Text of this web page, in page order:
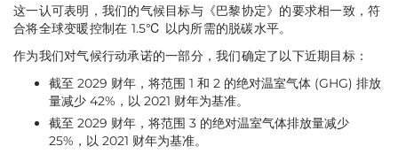
这一认可表明，我们的气候目标与《巴黎协定》的要求相一致，符
合将全球变暖控制在 1.5℃ 以内所需的脱碳水平。
作为我们对气候行动承诺的一部分，我们确定了以下近期目标：
截至 2029 财年，将范围 1 和 2 的绝对温室气体 (GHG) 排放
量减少 42%，以 2021 财年为基准。
截至 2029 财年，将范围 3 的绝对温室气体排放量减少
25%，以 2021 财年为基准。